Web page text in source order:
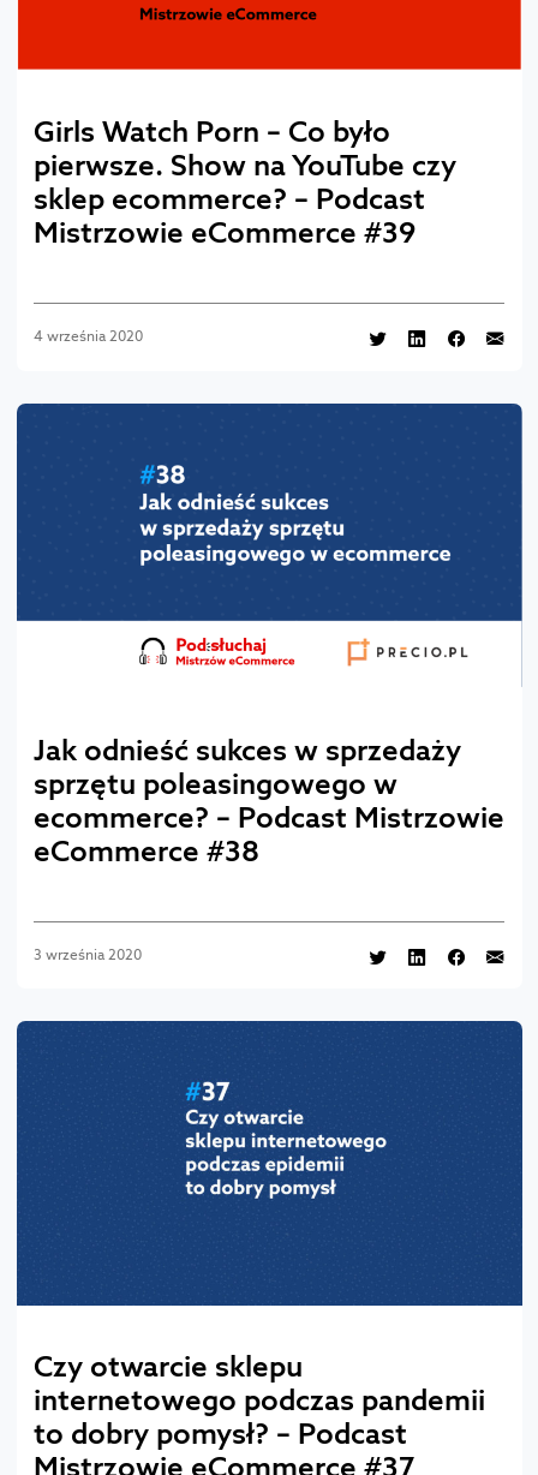
Girls Watch Porn – Co było
pierwsze. Show na YouTube czy
sklep ecommerce? – Podcast
Mistrzowie eCommerce #39
4 września 2020
Jak odnieść sukces w sprzedaży
sprzętu poleasingowego w
ecommerce? – Podcast Mistrzowie
eCommerce #38
3 września 2020
Czy otwarcie sklepu
internetowego podczas pandemii
to dobry pomysł? – Podcast
Mistrzowie eCommerce #37